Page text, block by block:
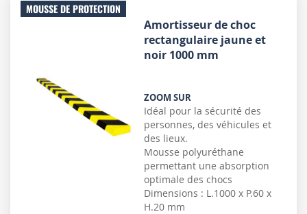
MOUSSE DE PROTECTION
Amortisseur de choc
rectangulaire jaune et
noir 1000 mm
ZOOM SUR
Idéal pour la sécurité des
personnes, des véhicules et
des lieux.
Mousse polyuréthane
permettant une absorption
optimale des chocs
Dimensions : L.1000 x P.60 x
H.20 mm